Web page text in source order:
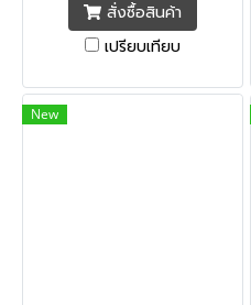
สั่งซื้อสินค้า
เปรียบเทียบ
New